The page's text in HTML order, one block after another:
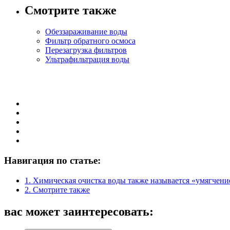
Смотрите также
Обеззараживание воды
Фильтр обратного осмоса
Перезагрузка фильтров
Ультрафильтрация воды
Навигация по статье:
1. Химическая очистка воды также называется
2. Смотрите также
вас может заинтересовать: